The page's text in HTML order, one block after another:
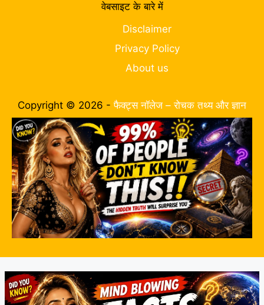
वेबसाइट के बारे में
Disclaimer
Privacy Policy
About us
Copyright © 2026 -फैक्ट्स नॉलेज – रोचक तथ्य और ज्ञान